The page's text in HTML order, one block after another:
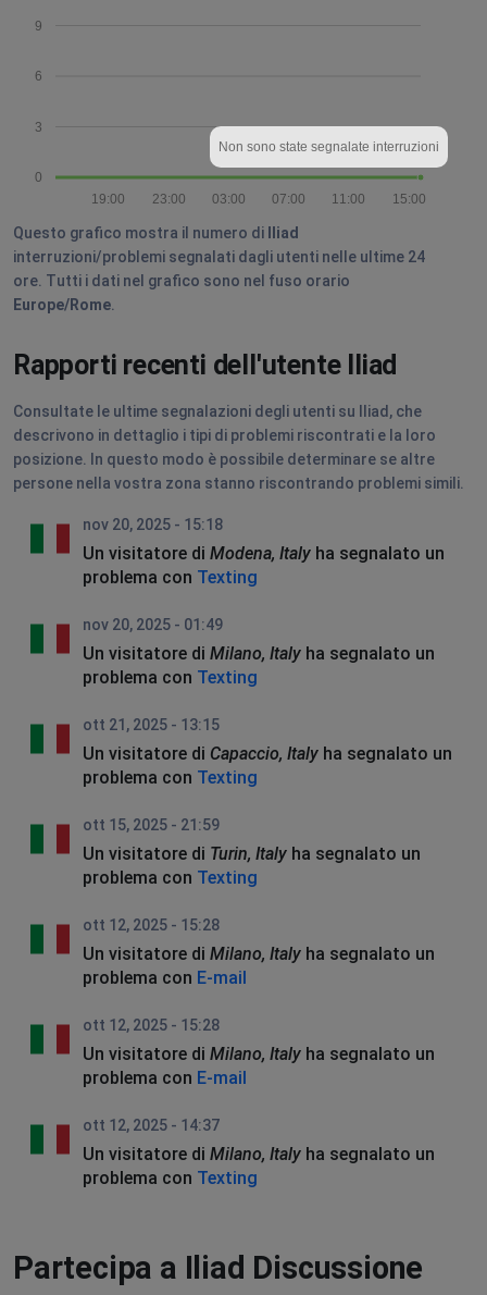
0
3
6
9
15:00
11:00
07:00
03:00
23:00
19:00
Non sono state segnalate interruzioni
Questo grafico mostra il numero di
Iliad
interruzioni/problemi segnalati dagli utenti nelle ultime 24
ore. Tutti i dati nel grafico sono nel fuso orario
Europe/Rome
Rapporti recenti dell'utente Iliad
Consultate le ultime segnalazioni degli utenti su Iliad, che
descrivono in dettaglio i tipi di problemi riscontrati e la loro
posizione. In questo modo è possibile determinare se altre
persone nella vostra zona stanno riscontrando problemi simili.
nov 20, 2025 - 15:18
Un visitatore di Modena, Italy ha segnalato un
problema con Texting
nov 20, 2025 - 01:49
Un visitatore di Milano, Italy ha segnalato un
problema con Texting
ott 21, 2025 - 13:15
Un visitatore di Capaccio, Italy ha segnalato un
problema con Texting
ott 15, 2025 - 21:59
Un visitatore di Turin, Italy ha segnalato un
problema con Texting
ott 12, 2025 - 15:28
Un visitatore di Milano, Italy ha segnalato un
problema con E-mail
ott 12, 2025 - 15:28
Un visitatore di Milano, Italy ha segnalato un
problema con E-mail
ott 12, 2025 - 14:37
Un visitatore di Milano, Italy ha segnalato un
problema con Texting
Partecipa a Iliad Discussione